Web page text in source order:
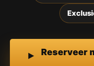
Reserveer